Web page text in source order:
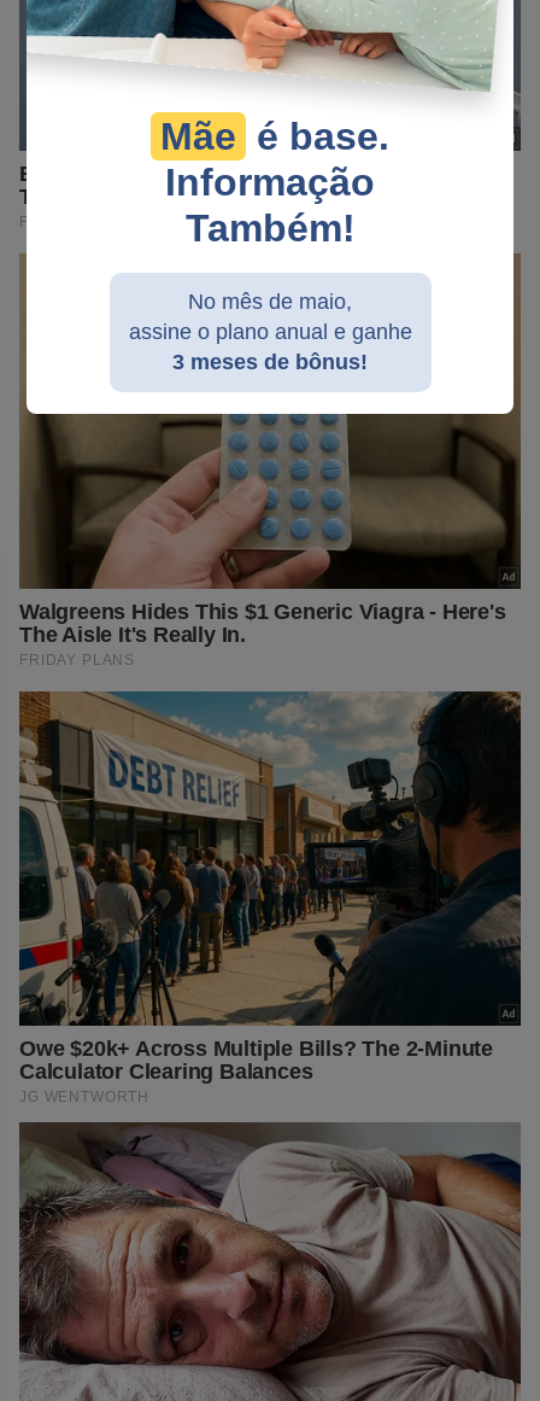
Mãe é base.
Informação
Também!
No mês de maio,
assine o plano anual e ganhe
3 meses de bônus!